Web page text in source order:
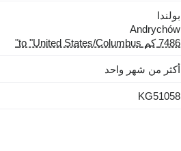
بولندا
Andrychów
7486 كم to "United States/Columbus"
أكثر من شهر واحد
KG51058